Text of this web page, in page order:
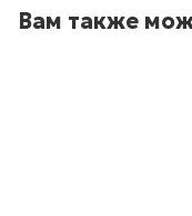
Вам также